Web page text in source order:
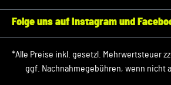
Folge uns auf Instagram und
*Alle Preise inkl. gesetzl. Mehrwertsteuer
ggf. Nachnahmegebühren, wenn nicht